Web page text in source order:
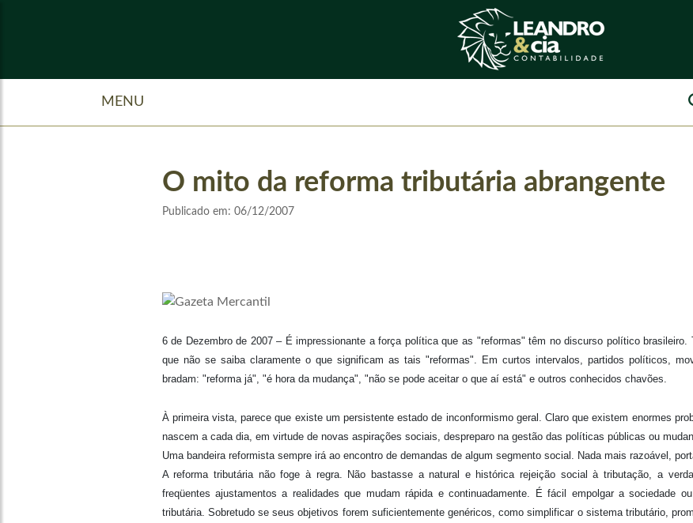
MENU
O mito da reforma tributária abrangente
Publicado em: 06/12/2007
6 de Dezembro de 2007 – É impressionante a força política que as "reformas" têm no discurso político brasileiro.
que não se saiba claramente o que significam as tais "reformas". Em curtos intervalos, partidos políticos,
bradam: "reforma já", "é hora da mudança", "não se pode aceitar o que aí está" e outros conhecidos chavões.
À primeira vista, parece que existe um persistente estado de inconformismo geral. Claro que existem enormes
nascem a cada dia, em virtude de novas aspirações sociais, despreparo na gestão das políticas públicas ou
Uma bandeira reformista sempre irá ao encontro de demandas de algum segmento social. Nada mais razoável,
A reforma tributária não foge à regra. Não bastasse a natural e histórica rejeição social à tributação, a
freqüentes ajustamentos a realidades que mudam rápida e continuadamente. É fácil empolgar a sociedade
tributária. Sobretudo se seus objetivos forem suficientemente genéricos, como simplificar o sistema tributário,